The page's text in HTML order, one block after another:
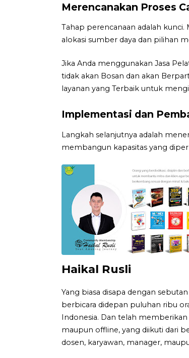
Merencanakan Proses
Tahap perencanaan adalah
alokasi sumber daya dan pilihan
Jika Anda menggunakan Jasa
tidak akan Bosan dan akan
layanan yang Terbaik untuk
Implementasi dan
Langkah selanjutnya adalah
membangun kapasitas yang
Haikal Rusli
Yang biasa disapa dengan sebutan
berbicara didepan puluhan ribu
Indonesia. Dan telah
maupun offline, yang diikuti dari
dosen, karyawan, manager,